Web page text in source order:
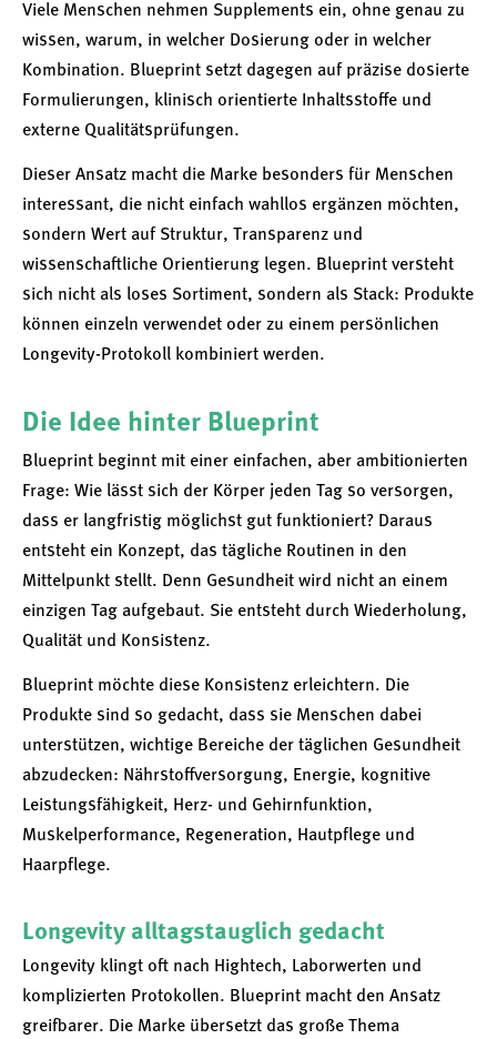
Viele Menschen nehmen Supplements ein, ohne genau zu
wissen, warum, in welcher Dosierung oder in welcher
Kombination. Blueprint setzt dagegen auf präzise dosierte
Formulierungen, klinisch orientierte Inhaltsstoffe und
externe Qualitätsprüfungen.
Dieser Ansatz macht die Marke besonders für Menschen
interessant, die nicht einfach wahllos ergänzen möchten,
sondern Wert auf Struktur, Transparenz und
wissenschaftliche Orientierung legen. Blueprint versteht
sich nicht als loses Sortiment, sondern als Stack: Produkte
können einzeln verwendet oder zu einem persönlichen
Longevity-Protokoll kombiniert werden.
Die Idee hinter Blueprint
Blueprint beginnt mit einer einfachen, aber ambitionierten
Frage: Wie lässt sich der Körper jeden Tag so versorgen,
dass er langfristig möglichst gut funktioniert? Daraus
entsteht ein Konzept, das tägliche Routinen in den
Mittelpunkt stellt. Denn Gesundheit wird nicht an einem
einzigen Tag aufgebaut. Sie entsteht durch Wiederholung,
Qualität und Konsistenz.
Blueprint möchte diese Konsistenz erleichtern. Die
Produkte sind so gedacht, dass sie Menschen dabei
unterstützen, wichtige Bereiche der täglichen Gesundheit
abzudecken: Nährstoffversorgung, Energie, kognitive
Leistungsfähigkeit, Herz- und Gehirnfunktion,
Muskelperformance, Regeneration, Hautpflege und
Haarpflege.
Longevity alltagstauglich gedacht
Longevity klingt oft nach Hightech, Laborwerten und
komplizierten Protokollen. Blueprint macht den Ansatz
greifbarer. Die Marke übersetzt das große Thema